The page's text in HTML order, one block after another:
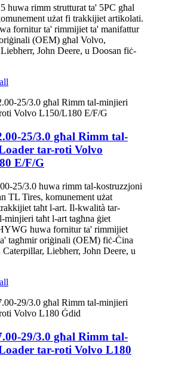
huwa rimm strutturat ta' 5PC għal
użat fi trakkijiet artikolati.
fornitur ta' rimmijiet ta' manifattur
(OEM) għal Volvo,
John Deere, u Doosan fiċ-
25/3.0 għal Rimm tal-
tar-roti Volvo
E/F/G
25/3.0 huwa rimm tal-kostruzzjoni
TL Tires, komunement użat
taħt l-art. Il-kwalità tar-
minjieri taħt l-art tagħna ġiet
huwa fornitur ta' rimmijiet
tagħmir oriġinali (OEM) fiċ-Ċina
Liebherr, John Deere, u
29/3.0 għal Rimm tal-
tar-roti Volvo L180